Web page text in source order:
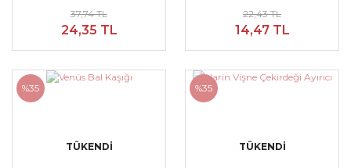
37,74 TL
24,35 TL
22,43 TL
14,47 TL
%35
TÜKENDİ
%35
TÜKENDİ